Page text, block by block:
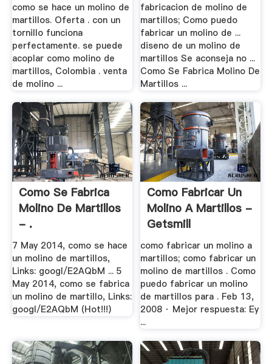
como se hace un molino de
martillos. Oferta . con un
tornillo funciona
perfectamente. se puede
acoplar como molino de
martillos, Colombia . venta
de molino ...
fabricacion de molino de
martillos; Como puedo
fabricar un molino de ...
diseno de un molino de
martillos Se aconseja no ...
Como Se Fabrica Molino De
Martillos ...
Como Se Fabrica
Molino De Martillos
- .
7 May 2014, como se hace
un molino de martillos,
Links: googl/E2AQbM ... 5
May 2014, como se fabrica
un molino de martillo, Links:
googl/E2AQbM (Hot!!!)
Como Fabricar Un
Molino A Martillos -
Getsmill
como fabricar un molino a
martillos; como fabricar un
molino de martillos . Como
puedo fabricar un molino
de martillos para . Feb 13,
2008 · Mejor respuesta: Ey
...